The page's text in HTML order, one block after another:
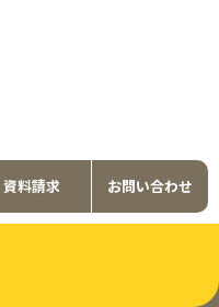
資料請求 お問い合わせ